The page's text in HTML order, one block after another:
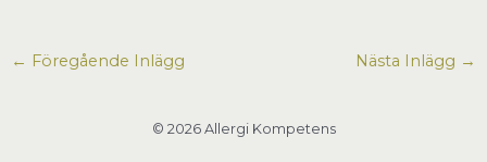
← Föregående Inlägg Nästa Inlägg →
© 2026 Allergi Kompetens